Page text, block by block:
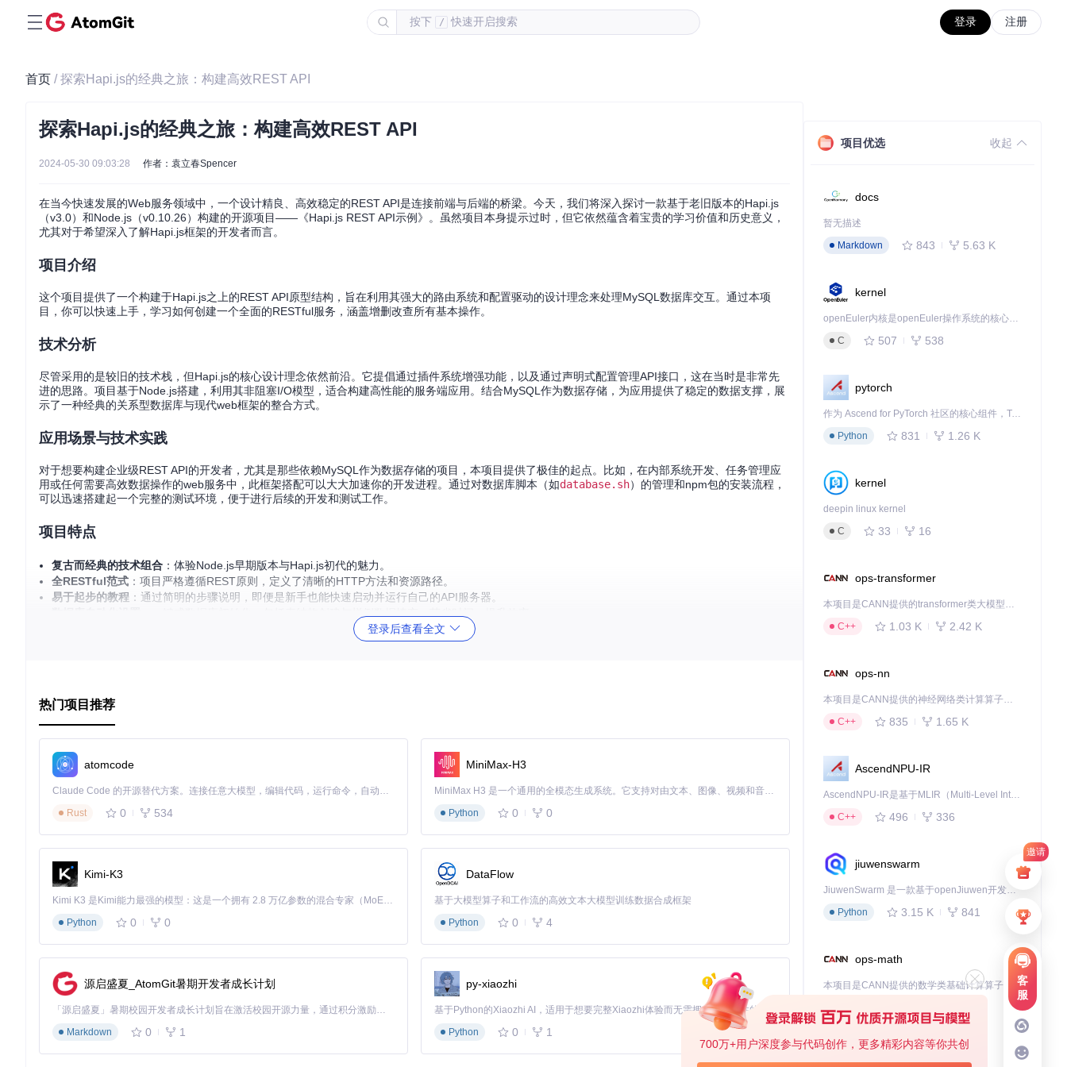
按下 / 快速开启搜索 登录 注册
邀请
客
服
700万+用户深度参与代码创作，更多精彩内容等你共创
首页 / 探索Hapi.js的经典之旅：构建高效REST API
探索Hapi.js的经典之旅：构建高效REST API
2024-05-30 09:03:28 作者：袁立春Spencer
在当今快速发展的Web服务领域中，一个设计精良、高效稳定的REST API是连接前端与后端的桥梁。今天，我们将深入探讨一款基于老旧版本的Hapi.js
（v3.0）和Node.js（v0.10.26）构建的开源项目——《Hapi.js REST API示例》。虽然项目本身提示过时，但它依然蕴含着宝贵的学习价值和历史意义，
尤其对于希望深入了解Hapi.js框架的开发者而言。
项目介绍
这个项目提供了一个构建于Hapi.js之上的REST API原型结构，旨在利用其强大的路由系统和配置驱动的设计理念来处理MySQL数据库交互。通过本项
目，你可以快速上手，学习如何创建一个全面的RESTful服务，涵盖增删改查所有基本操作。
技术分析
尽管采用的是较旧的技术栈，但Hapi.js的核心设计理念依然前沿。它提倡通过插件系统增强功能，以及通过声明式配置管理API接口，这在当时是非常先
进的思路。项目基于Node.js搭建，利用其非阻塞I/O模型，适合构建高性能的服务端应用。结合MySQL作为数据存储，为应用提供了稳定的数据支撑，展
示了一种经典的关系型数据库与现代web框架的整合方式。
应用场景与技术实践
对于想要构建企业级REST API的开发者，尤其是那些依赖MySQL作为数据存储的项目，本项目提供了极佳的起点。比如，在内部系统开发、任务管理应
用或任何需要高效数据操作的web服务中，此框架搭配可以大大加速你的开发进程。通过对数据库脚本（如database.sh）的管理和npm包的安装流程，
可以迅速搭建起一个完整的测试环境，便于进行后续的开发和测试工作。
项目特点
复古而经典的技术组合 ：体验Node.js早期版本与Hapi.js初代的魅力。
全RESTful范式 ：项目严格遵循REST原则，定义了清晰的HTTP方法和资源路径。
易于起步的教程 ：通过简明的步骤说明，即便是新手也能快速启动并运行自己的API服务器。
：通过Grunt执行单元测试，确保代码质量，开箱即用的测试框架让你的开发更加稳健。
登录后查看全文
热门项目推荐
atomcode
Claude Code 的开源替代方案。连接任意大模型，编辑代码，运行命令，自动验证 — 全自动执行。用 Rust 构建，极致性能。 ｜ An open-source alternative to Claude Code. Connect any LLM, edit code, run commands, and verify changes — autonomously. Built in Rust for speed. Get Started
Rust
0 534
MiniMax-H3
MiniMax H3 是一个通用的全模态生成系统。它支持对由文本、图像、视频和音频组成的多模态上下文进行统一理解，并能生成分辨率高达 2K、时长可达 15 秒的带原生立体声音频的视频。得益于面向任务泛化的系统设计，H3 在预训练阶段就已具备广泛的多模态上下文理解与生成能力，能够出色地执行复杂的多模态指令。
Python
0 0
Kimi-K3
Kimi K3 是Kimi能力最强的模型：这是一个拥有 2.8 万亿参数的混合专家（MoE）模型，具备原生视觉理解能力，并支持 100 万 token 的上下文窗口。
Python
0 0
DataFlow
基于大模型算子和工作流的高效文本大模型训练数据合成框架
Python
0 4
源启盛夏_AtomGit暑期开发者成长计划
「源启盛夏」暑期校园开发者成长计划旨在激活校园开源力量，通过积分激励、认证扶持、资源倾斜等形式，引导高校组织和开发者完成「入驻 — 建项目 — 做贡献 — 获认证 — 得资源」的完整闭环。无论你是想带领社团入驻平台的组织者，还是希望用代码贡献证明自己的开发者，都能在这里找到属于你的成长路径。
Markdown
0 1
py-xiaozhi
基于Python的Xiaozhi AI，适用于想要完整Xiaozhi体验而无需拥有专用硬件的用户。
Python
0 1
项目优选 收起
docs
暂无描述
Markdown
843 5.63 K
kernel
openEuler内核是openEuler操作系统的核心，既是系统性能与稳定性的基石，也是连接处理器、设备与服务的桥梁。
C
507 538
pytorch
作为 Ascend for PyTorch 社区的核心组件，TorchNPU 是昇腾专为 PyTorch 打造的深度学习适配插件，使 PyTorch 框架能够直接调用昇腾 NPU，为开发者提供昇腾 AI 处理器的超强算力。
Python
831 1.26 K
kernel
deepin linux kernel
C
33 16
ops-transformer
本项目是CANN提供的transformer类大模型算子库，实现网络在NPU上加速计算。
C++
1.03 K 2.42 K
ops-nn
本项目是CANN提供的神经网络类计算算子库，实现网络在NPU上加速计算。
C++
835 1.65 K
AscendNPU-IR
AscendNPU-IR是基于MLIR（Multi-Level Intermediate Representation）构建的，面向昇腾亲和算子编译时使用的中间表示，提供昇腾完备表达能力，通过编译优化提升昇腾AI处理器计算效率，支持通过生态框架使能昇腾AI处理器与深度调优
C++
496 336
jiuwenswarm
JiuwenSwarm 是一款基于openJiuwen开发的智能AI Agent，它能够将大语言模型的强大能力，通过你日常使用的各类通讯应用，直接延伸至你的指尖。
Python
3.15 K 841
ops-math
C++
deveco-code